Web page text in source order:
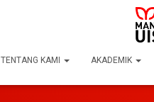
TENTANG KAMI AKADEMIK